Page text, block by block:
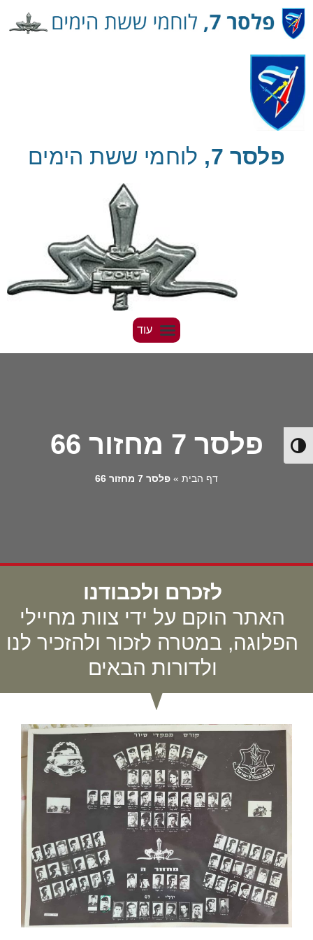
Skip
to
Content
Toggle High Contrast
פלסר 7, לוחמי ששת הימים
פלסר 7 מחזור 66
דף הבית » פלסר 7 מחזור 66
לזכרם ולכבודנו
האתר הוקם על ידי צוות מחיילי
הפלוגה, במטרה לזכור ולהזכיר לנו
ולדורות הבאים